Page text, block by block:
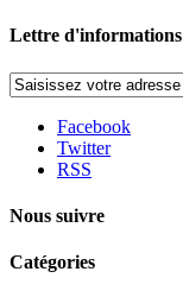
Lettre d'informations
Facebook
Twitter
RSS
Nous suivre
Catégories